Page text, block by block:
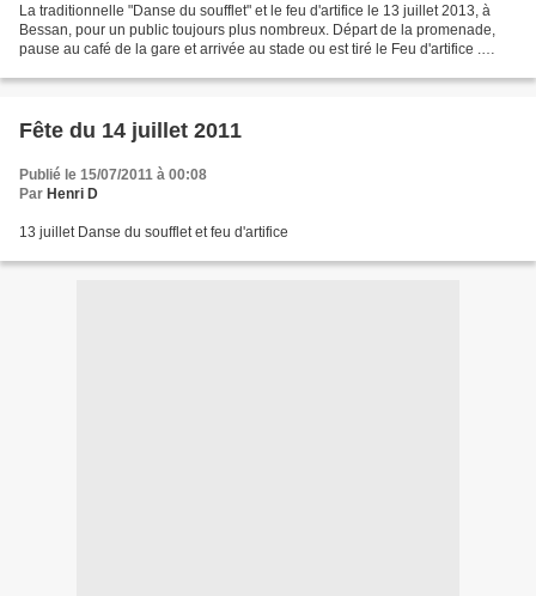
La traditionnelle "Danse du soufflet" et le feu d'artifice le 13 juillet 2013, à
Bessan, pour un public toujours plus nombreux. Départ de la promenade,
pause au café de la gare et arrivée au stade ou est tiré le Feu d'artifice .
Fête du 14 juillet 2011
Publié le 15/07/2011 à 00:08
Par Henri D
13 juillet Danse du soufflet et feu d'artifice